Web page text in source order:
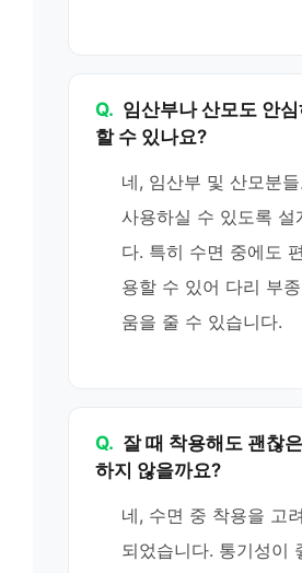
Q. 임산부나 산모도 안
할 수 있나요?
네, 임산부 및 산모분
사용하실 수 있도록 설
다. 특히 수면 중에도
용할 수 있어 다리 부
움을 줄 수 있습니다.
Q. 잘 때 착용해도 괜찮
하지 않을까요?
네, 수면 중 착용을 고
되었습니다. 통기성이